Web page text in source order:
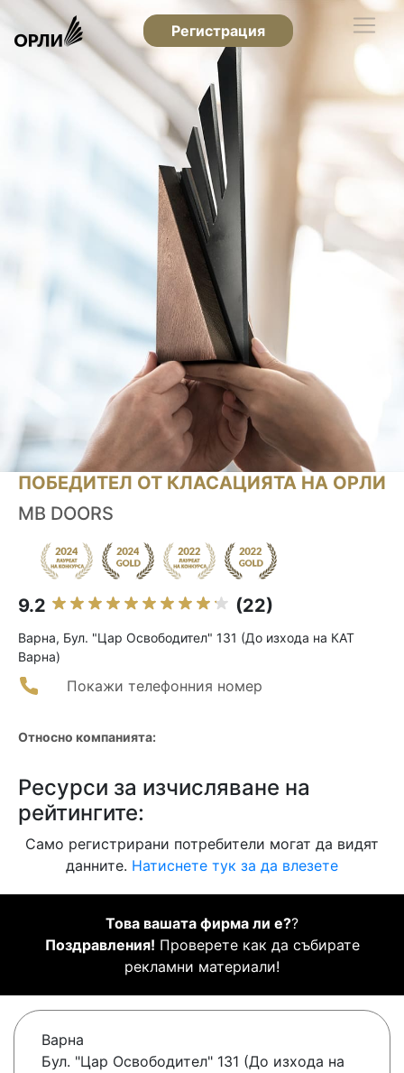
Регистрация
ПОБЕДИТЕЛ ОТ КЛАСАЦИЯТА НА ОРЛИ
MB DOORS
9.2 (22)
Варна, Бул. "Цар Освободител" 131 (До изхода на КАТ
Варна)
Покажи телефонния номер
Относно компанията:
Ресурси за изчисляване на
рейтингите:
Само регистрирани потребители могат да видят
данните. Натиснете тук за да влезете
Това вашата фирма ли е??
Поздравления! Проверете как да събирате
рекламни материали!
Варна
Бул. "Цар Освободител" 131 (До изхода на